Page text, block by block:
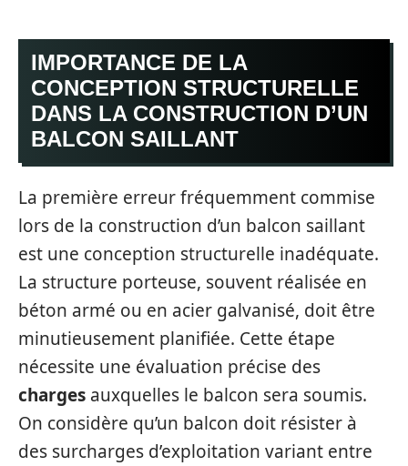
IMPORTANCE DE LA
CONCEPTION STRUCTURELLE
DANS LA CONSTRUCTION D’UN
BALCON SAILLANT
La première erreur fréquemment commise
lors de la construction d’un balcon saillant
est une conception structurelle inadéquate.
La structure porteuse, souvent réalisée en
béton armé ou en acier galvanisé, doit être
minutieusement planifiée. Cette étape
nécessite une évaluation précise des
charges auxquelles le balcon sera soumis.
On considère qu’un balcon doit résister à
des surcharges d’exploitation variant entre